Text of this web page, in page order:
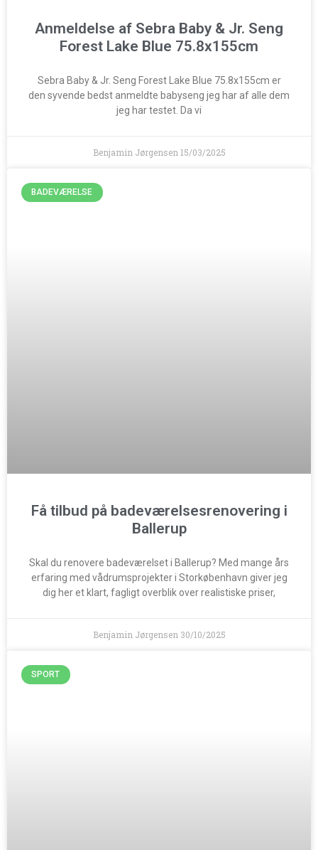
Anmeldelse af Sebra Baby & Jr. Seng
Forest Lake Blue 75.8x155cm
Sebra Baby & Jr. Seng Forest Lake Blue 75.8x155cm er
den syvende bedst anmeldte babyseng jeg har af alle dem
jeg har testet. Da vi
Benjamin Jørgensen 15/03/2025
BADEVÆRELSE
Få tilbud på badeværelsesrenovering i
Ballerup
Skal du renovere badeværelset i Ballerup? Med mange års
erfaring med vådrumsprojekter i Storkøbenhavn giver jeg
dig her et klart, fagligt overblik over realistiske priser,
Benjamin Jørgensen 30/10/2025
SPORT